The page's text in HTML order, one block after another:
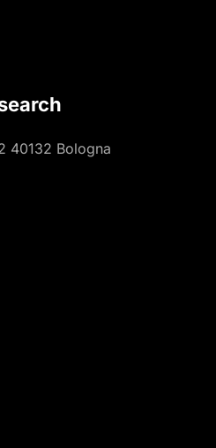
40132 Bologna